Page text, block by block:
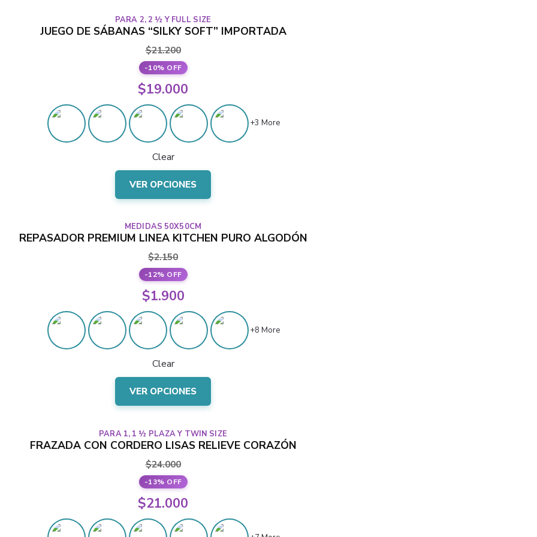
variantes.
elegir
en
la
página
producto
PARA 2, 2 ½ Y FULL SIZE
JUEGO DE SÁBANAS “SILKY SOFT” IMPORTADA
$21.200
-10% OFF
El
precio
original
era:
$21.200.
$19.000
El
precio
actual
es:
$19.000.
+3 More
Clear
VER OPCIONES
Este
variantes.
elegir
en
la
producto
MEDIDAS 50X50CM
REPASADOR PREMIUM LINEA KITCHEN PURO ALGODÓN
$2.150
-12% OFF
El
precio
original
era:
$2.150.
$1.900
El
precio
actual
es:
$1.900.
+8 More
Clear
VER OPCIONES
Este
variantes.
elegir
en
PARA 1, 1 ½ PLAZA Y TWIN SIZE
FRAZADA CON CORDERO LISAS RELIEVE CORAZÓN
$24.000
-13% OFF
El
precio
$21.000
El